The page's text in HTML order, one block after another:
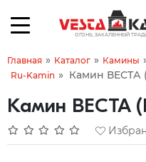
Главная » Каталог » Камины
Ru-Kamin » Камин ВЕСТА
Камин ВЕСТА